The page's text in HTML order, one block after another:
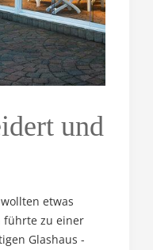
und
etwas
führte zu einer
Glashaus -